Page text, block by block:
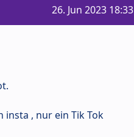
26. Jun 2023 18:33
insta , nur ein Tik Tok